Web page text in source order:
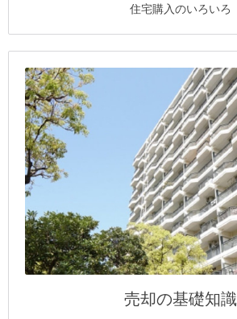
住宅購入のいろいろ
売却の基礎知識